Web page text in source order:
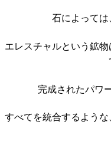
石によっては
エレスチャルという鉱
完成されたパワ
すべてを統合するよう